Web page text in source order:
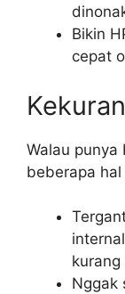
Bikin
cepat
Walau punya
beberapa
kurang
Nggak